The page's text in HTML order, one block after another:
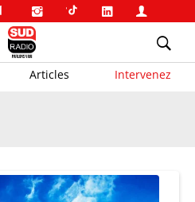
Articles Intervenez